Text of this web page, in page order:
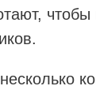
чтобы